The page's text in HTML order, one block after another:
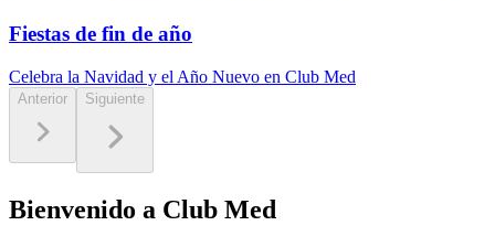
Fiestas de fin de año
Celebra la Navidad y el Año Nuevo en Club Med
Anterior Siguiente
Bienvenido a Club Med